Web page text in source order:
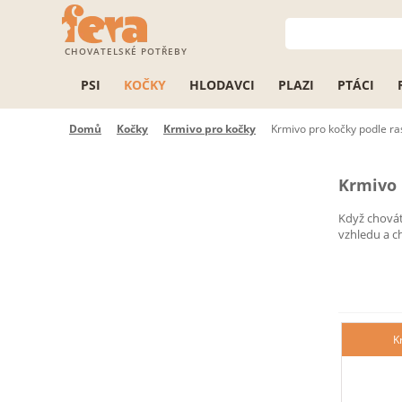
CHOVATELSKÉ POTŘEBY
PSI KOČKY HLODAVCI PLAZI PTÁCI
Domů Kočky Krmivo pro kočky Krmivo pro kočky podle
Krmivo
Když
vzhledu a